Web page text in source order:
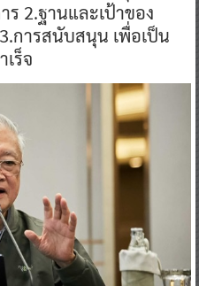
ร 2.ฐานและเป้าของ
การสนับสนุน เพื่อเป็น
ร็จ